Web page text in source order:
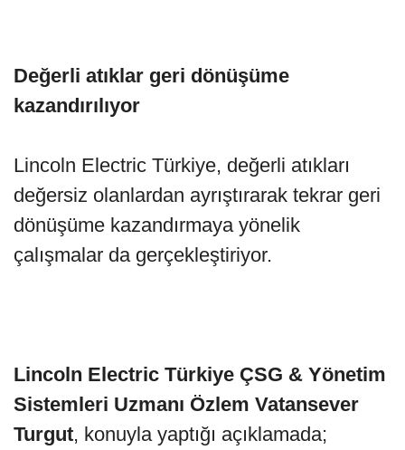
Değerli atıklar geri dönüşüme
kazandırılıyor
Lincoln Electric Türkiye, değerli atıkları
değersiz olanlardan ayrıştırarak tekrar geri
dönüşüme kazandırmaya yönelik
çalışmalar da gerçekleştiriyor.
Lincoln Electric Türkiye ÇSG & Yönetim
Sistemleri Uzmanı Özlem Vatansever
Turgut, konuyla yaptığı açıklamada;